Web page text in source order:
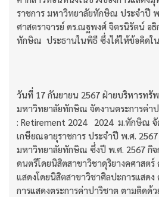
ราชการ มหาวิทยาลัยทักษิณ ประจำปี พ
ศาสตราจารย์ ดร.ณฐพงศ์ จิตรนิรัตน์ อ
ทักษิณ ประธานในพิธี ซึ่งได้ให้ข้อคิดใ
วันที่ 17 กันยายน 2567 ฝ่ายบริหารทรั
มหาวิทยาลัยทักษิณ จัดงานตระการค่า
: Retirement 2024 2024 ม.ทักษิณ
เกษียณอายุราชการ ประจำปี พ.ศ.
มหาวิทยาลัยทักษิณ ซึ่งปี พ.ศ. 2567 กิจ
ดนตรีโดยนิสิตสาขาวิชาดุริยางคศาสต
แสดงโดยนิสิตสาขาวิชาศิลปะการแสด
การแสดงตระการค่าปาริชาต ตามติดด้